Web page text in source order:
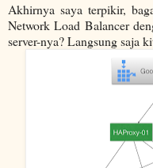
Akhirnya saya terpikir,
Network Load Balancer
server-nya? Langsung saja